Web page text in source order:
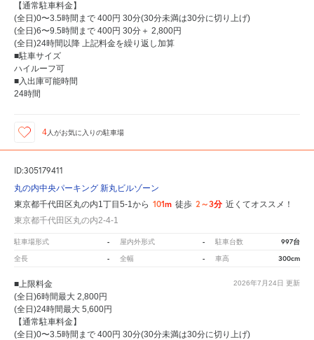
【通常駐車料金】
(全日)0〜3.5時間まで 400円 30分(30分未満は30分に切り上げ)
(全日)6〜9.5時間まで 400円 30分＋ 2,800円
(全日)24時間以降 上記料金を繰り返し加算
■駐車サイズ
ハイルーフ可
■入出庫可能時間
24時間
4 人がお気に入りの駐車場
ID:305179411
丸の内中央パーキング 新丸ビルゾーン
東京都千代田区丸の内1丁目5-1から 101m 徒歩 2～3分 近くてオススメ！
東京都千代田区丸の内2-4-1
駐車場形式 - 屋内外形式 - 駐車台数 997台
全長 - 全幅 - 車高 300cm
2026年7月24日 更新
■上限料金
(全日)6時間最大 2,800円
(全日)24時間最大 5,600円
【通常駐車料金】
(全日)0〜3.5時間まで 400円 30分(30分未満は30分に切り上げ)